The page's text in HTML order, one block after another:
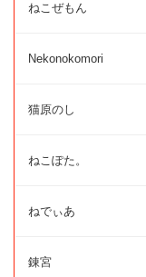
ねこぜもん
Nekonokomori
猫原のし
ねこぽた。
ねでぃあ
錬宮